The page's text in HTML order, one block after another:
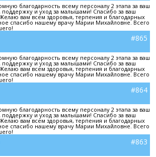
благодарность всему персоналу 2 этапа за ваш
поддержку и уход за малышами! Спасибо за ваш
вам всем здоровья, терпения и благодарных
спасибо нашему врачу Марии Михайловне. Всего
#865
благодарность всему персоналу 2 этапа за ваш
поддержку и уход за малышами! Спасибо за ваш
вам всем здоровья, терпения и благодарных
спасибо нашему врачу Марии Михайловне. Всего
#864
благодарность всему персоналу 2 этапа за ваш
поддержку и уход за малышами! Спасибо за ваш
вам всем здоровья, терпения и благодарных
спасибо нашему врачу Марии Михайловне. Всего
#863